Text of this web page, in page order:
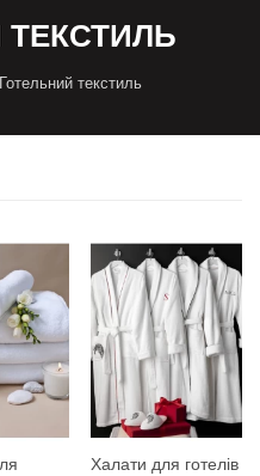
Готельний текстиль
Халати для готелів